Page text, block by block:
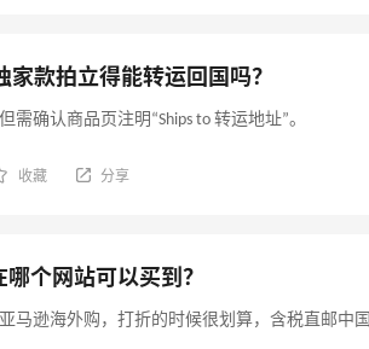
款拍立得能转运回国吗？
需确认商品页注明“Ships to 转运地址”。
收藏 分享
个网站可以买到？
马逊海外购，打折的时候很划算，含税直邮中国